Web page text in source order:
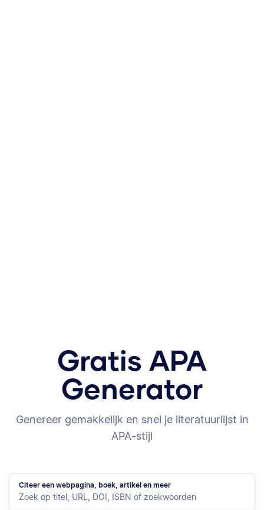
Gratis APA
Generator
Genereer gemakkelijk en snel je literatuurlijst in
APA-stijl
Citeer een webpagina, boek, artikel en meer